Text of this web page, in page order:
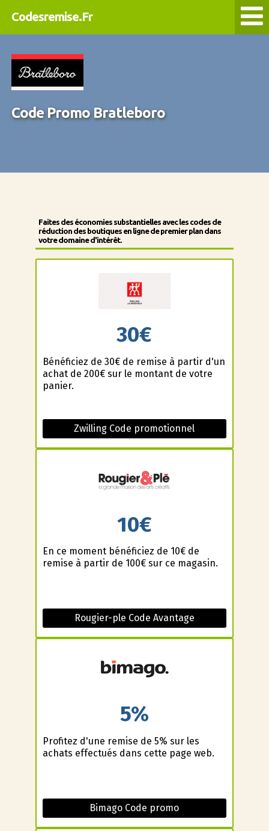
Codesremise.Fr
Code Promo Bratleboro
Faites des économies substantielles avec les codes de
réduction des boutiques en ligne de premier plan dans
votre domaine d'intérêt.
30€
Bénéficiez de 30€ de remise à partir d'un
achat de 200€ sur le montant de votre
panier.
Zwilling Code promotionnel
10€
En ce moment bénéficiez de 10€ de
remise à partir de 100€ sur ce magasin.
Rougier-ple Code Avantage
5%
Profitez d'une remise de 5% sur les
achats effectués dans cette page web.
Bimago Code promo